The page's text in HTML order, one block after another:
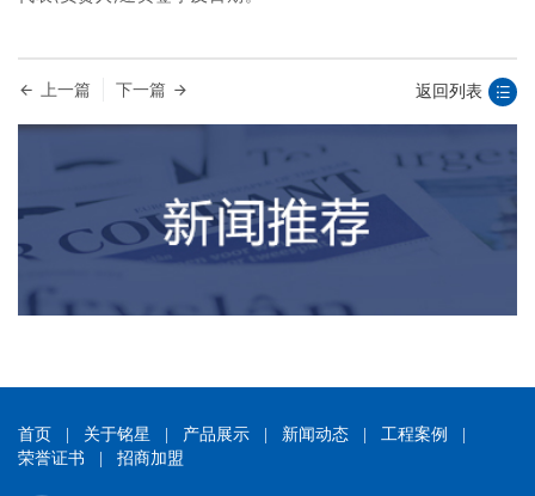
上一篇 下一篇 返回列表
首页 关于铭星 产品展示 新闻动态 工程案例
荣誉证书
招商加盟